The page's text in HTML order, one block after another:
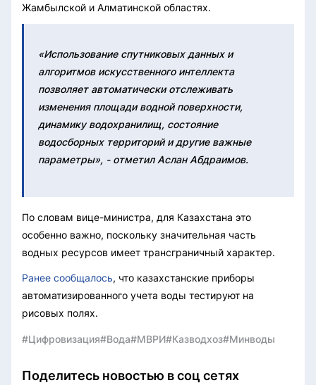
Жамбылской и Алматинской областях.
«Использование спутниковых данных и
алгоритмов искусственного интеллекта
позволяет автоматически отслеживать
изменения площади водной поверхности,
динамику водохранилищ, состояние
водосборных территорий и другие важные
параметры», - отметил Аслан Абдраимов.
По словам вице-министра, для Казахстана это
особенно важно, поскольку значительная часть
водных ресурсов имеет трансграничный характер.
Ранее сообщалось, что казахстанские приборы
автоматизированного учета воды тестируют на
рисовых полях.
#Цифровизация#Вода#МВРИ#Казводхоз#Минводы
Поделитесь новостью в соц сетях